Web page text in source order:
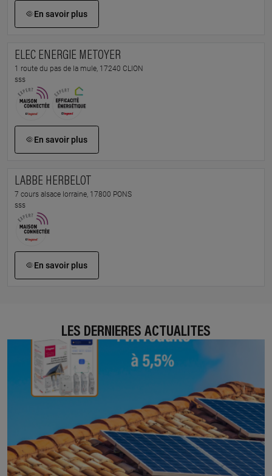
En savoir plus
ELEC ENERGIE METOYER
1 route du pas de la mule, 17240 CLION
sss
En savoir plus
LABBE HERBELOT
7 cours alsace lorraine, 17800 PONS
sss
En savoir plus
LES DERNIÈRES ACTUALITÉS